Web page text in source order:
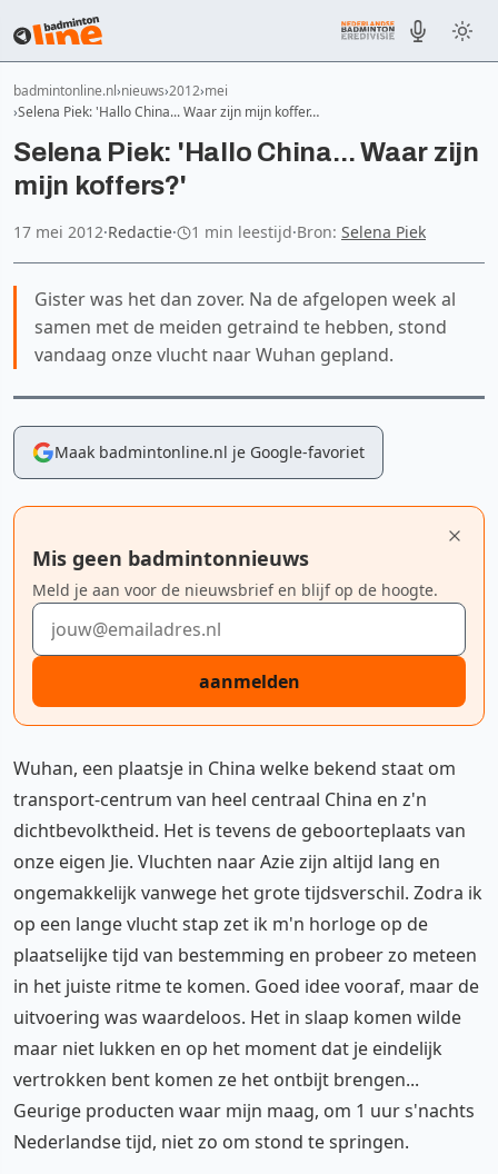
badmintonline.nl nieuws 2012 mei
Selena Piek: 'Hallo China... Waar zijn mijn koffer…
Selena Piek: 'Hallo China... Waar zijn
mijn koffers?'
17 mei 2012·Redactie· 1 min leestijd·Bron: Selena Piek
Gister was het dan zover. Na de afgelopen week al
samen met de meiden getraind te hebben, stond
vandaag onze vlucht naar Wuhan gepland.
Maak badmintonline.nl je Google-favoriet
Mis geen badmintonnieuws
Meld je aan voor de nieuwsbrief en blijf op de hoogte.
E-mailadres
aanmelden
Wuhan, een plaatsje in China welke bekend staat om
transport-centrum van heel centraal China en z'n
dichtbevolktheid. Het is tevens de geboorteplaats van
onze eigen Jie. Vluchten naar Azie zijn altijd lang en
ongemakkelijk vanwege het grote tijdsverschil. Zodra ik
op een lange vlucht stap zet ik m'n horloge op de
plaatselijke tijd van bestemming en probeer zo meteen
in het juiste ritme te komen. Goed idee vooraf, maar de
uitvoering was waardeloos. Het in slaap komen wilde
maar niet lukken en op het moment dat je eindelijk
vertrokken bent komen ze het ontbijt brengen...
Geurige producten waar mijn maag, om 1 uur s'nachts
Nederlandse tijd, niet zo om stond te springen.